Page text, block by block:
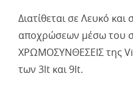
Διατίθεται σε Λευκό
αποχρώσεων μέσω του
ΧΡΩΜΟΣΥΝΘΕΣΕΙΣ της
των 3lt και 9lt.